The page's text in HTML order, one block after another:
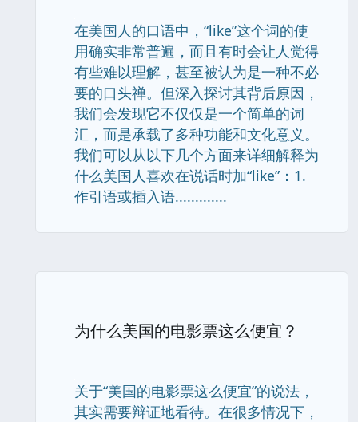
在美国人的口语中，“like”这个词的使
用确实非常普遍，而且有时会让人觉得
有些难以理解，甚至被认为是一种不必
要的口头禅。但深入探讨其背后原因，
我们会发现它不仅仅是一个简单的词
汇，而是承载了多种功能和文化意义。
我们可以从以下几个方面来详细解释为
什么美国人喜欢在说话时加“like”：1.
作引语或插入语.............
为什么美国的电影票这么便宜？
关于“美国的电影票这么便宜”的说法，
其实需要辩证地看待。在很多情况下，